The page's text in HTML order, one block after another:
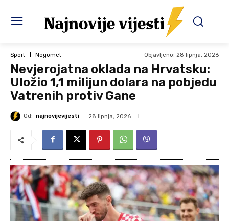
Sport Nogomet Objavljeno: 28 lipnja, 2026
Nevjerojatna oklada na Hrvatsku:
Uložio 1,1 milijun dolara na pobjedu
Vatrenih protiv Gane
Od: najnovijevijesti 28 lipnja, 2026